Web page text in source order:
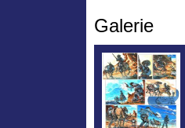
Galerie